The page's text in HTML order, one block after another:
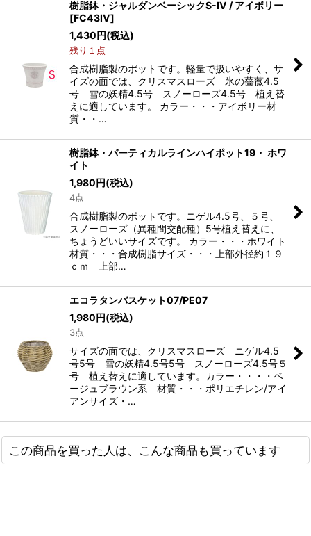
樹脂鉢・ジャルダンベーシックS-IV / アイボリー
[FC43IV]
1,430円(税込)
残り１点
合成樹脂製のポットです。軽量で扱いやすく、サ
イズの面では、クリスマスローズ 氷の薔薇4.5
号 雪の妖精4.5号 スノーローズ4.5号 植え替
えに適しています。 カラー・・・アイボリー材
質・・…
樹脂鉢・バーティカルラインハイポット19・ ホワ
イト
1,980円(税込)
4点
合成樹脂製のポットです。ニゲル4.5号、５号、
スノーローズ（異種間交配種）5号植え替えに、
ちょうどいいサイズです。 カラー・・・ホワイト
材質・・・合成樹脂サイズ・・・上部外径約１９
ｃｍ 上部…
エコラタンバスケット07/PE07
1,980円(税込)
3点
サイズの面では、クリスマスローズ ニゲル4.5
号5号 雪の妖精4.5号5号 スノーローズ4.5号５
号 植え替えに適しています。カラー・・・・ベ
ージュブラウン系 材質・・・ポリエチレン/アイ
アンサイズ・…
この商品を買った人は、こんな商品も買っています